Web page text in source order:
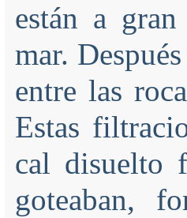
están a
mar.
entre las
Estas
cal disuelto
goteaban,